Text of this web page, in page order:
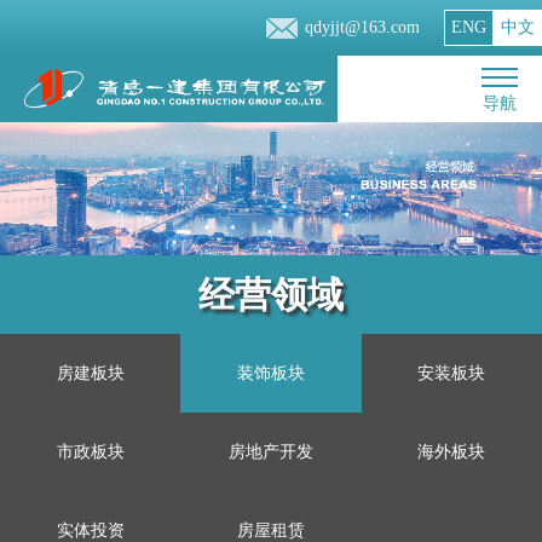
qdyjjt@163.com ENG 中文
导航
经营领域
房建板块 装饰板块 安装板块
市政板块 房地产开发 海外板块
实体投资 房屋租赁